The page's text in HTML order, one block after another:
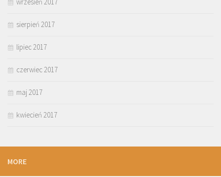
wrzesień 2017
sierpień 2017
lipiec 2017
czerwiec 2017
maj 2017
kwiecień 2017
MORE